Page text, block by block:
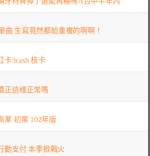
曲 生寫竟然都給重複的啊啊！
卡/icash 核卡
正這樣正常嗎
業 初業 102年版
動支付 本季掀戰火